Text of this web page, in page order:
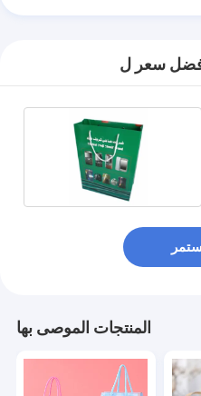
سعر ل
استمر
المنتجات الموصى بها